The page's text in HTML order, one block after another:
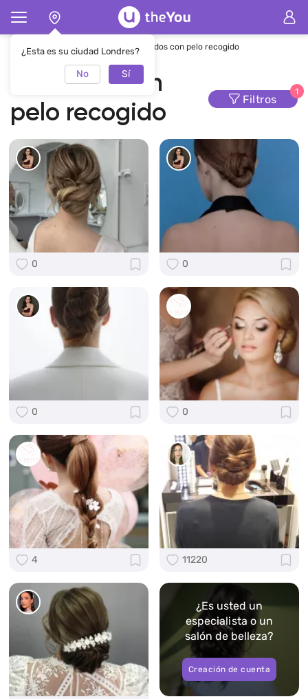
¿Esta es su ciudad Londres?
No Sí
Página de inicio Peinados Peinados con pelo recogido
Peinados con
pelo recogido
Filtros
1
0 0
0 0
4 11220
¿Es usted un
especialista o un
salón de belleza?
Creación de cuenta